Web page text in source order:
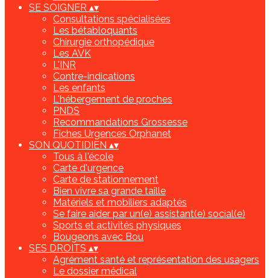
SE SOIGNER ▴▾
Consultations spécialisées
Les bétabloquants
Chirurgie orthopédique
Les AVK
L'INR
Contre-indications
Les enfants
L'hébergement de proches
PNDS
Recommandations Grossesse
Fiches Urgences Orphanet
SON QUOTIDIEN ▴▾
Tous à l'école
Carte d'urgence
Carte de stationnement
Bien vivre sa grande taille
Matériels et mobiliers adaptés
Se faire aider par un(e) assistant(e) social(e)
Sports et activités physiques
Bougeons avec Bou
SES DROITS ▴▾
Agrément santé et représentation des usagers
Le dossier médical